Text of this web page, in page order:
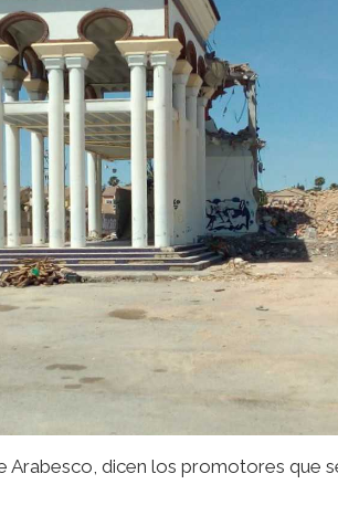
Arabesco, dicen los promotores que